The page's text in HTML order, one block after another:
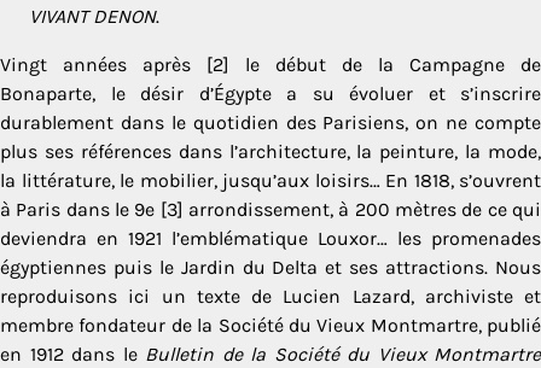
VIVANT DENON.
Vingt années après [2] le début de la Campagne de
Bonaparte, le désir d’Égypte a su évoluer et s’inscrire
durablement dans le quotidien des Parisiens, on ne compte
plus ses références dans l’architecture, la peinture, la mode,
la littérature, le mobilier, jusqu’aux loisirs… En 1818, s’ouvrent
à Paris dans le 9e [3] arrondissement, à 200 mètres de ce qui
deviendra en 1921 l’emblématique Louxor… les promenades
égyptiennes puis le Jardin du Delta et ses attractions. Nous
reproduisons ici un texte de Lucien Lazard, archiviste et
membre fondateur de la Société du Vieux Montmartre, publié
en 1912 dans le Bulletin de la Société du Vieux Montmartre